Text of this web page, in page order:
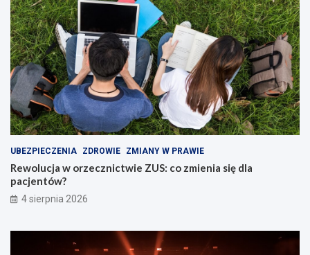
UBEZPIECZENIA ZDROWIE ZMIANY W PRAWIE
Rewolucja w orzecznictwie ZUS: co zmienia się dla
pacjentów?
4 sierpnia 2026